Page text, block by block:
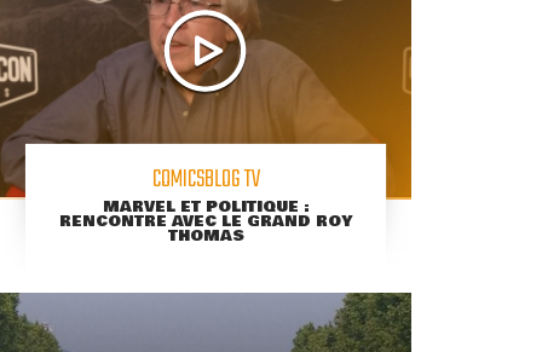
COMICSBLOG TV
MARVEL ET POLITIQUE :
RENCONTRE AVEC LE GRAND ROY
THOMAS